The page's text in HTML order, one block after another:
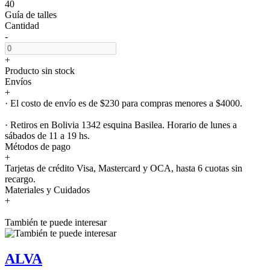
40
Guía de talles
Cantidad
-
+
Producto sin stock
Envíos
+
· El costo de envío es de $230 para compras menores a $4000.
· Retiros en Bolivia 1342 esquina Basilea. Horario de lunes a
sábados de 11 a 19 hs.
Métodos de pago
+
Tarjetas de crédito Visa, Mastercard y OCA, hasta 6 cuotas sin
recargo.
Materiales y Cuidados
+
También te puede interesar
ALVA